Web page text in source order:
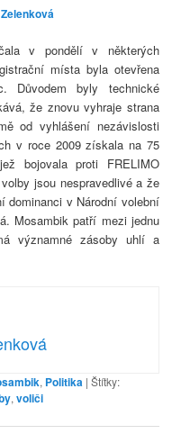
v pondělí v některých
místa byla otevřena
Důvodem byly technické
že znovu vyhraje strana
od vyhlášení nezávislosti
v roce 2009 získala na 75
bojovala proti FRELIMO
jsou nespravedlivé a že
dominanci v Národní volební
Mosambik patří mezi jednu
významné zásoby uhlí a
, Politika |Štítky:
,voliči